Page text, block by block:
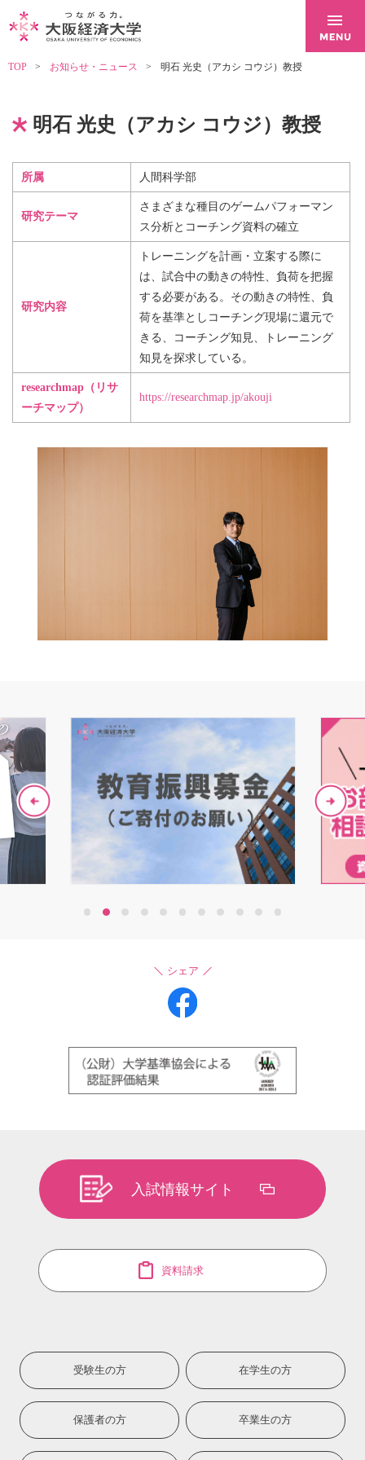
TOP お知らせ・ニュース 明石 光史（アカシ コウジ）教授
明石 光史（アカシ コウジ）教授
所属 人間科学部
研究テーマ
さまざまな種目のゲームパフォーマン
ス分析とコーチング資料の確立
研究内容
トレーニングを計画・立案する際に
は、試合中の動きの特性、負荷を把握
する必要がある。その動きの特性、負
荷を基準としコーチング現場に還元で
きる、コーチング知見、トレーニング
知見を探求している。
researchmap（リサ
ーチマップ）
https://researchmap.jp/akouji
2 4 5 7 9
シェア
入試情報サイト
資料請求
受験生の方 在学生の方
保護者の方 卒業生の方